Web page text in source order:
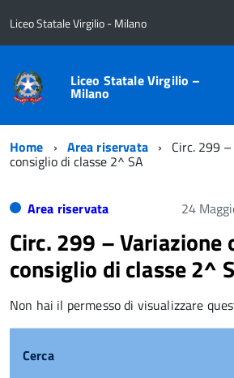
Liceo Statale Virgilio - Milano
Liceo Statale Virgilio –
Milano
Home Area riservata Circ. 299
consiglio di classe 2^ SA
Area riservata 24
Circ. 299 – Variazione
consiglio di classe 2^
Non hai il permesso di visualizzare
Cerca